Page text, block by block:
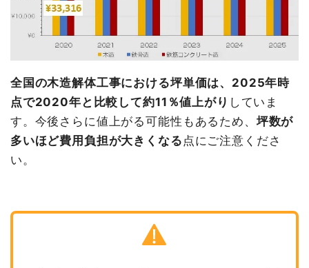
全国の木造解体工事における坪単価は、2025年時
点で2020年と比較して約11％値上がり していま
す。今後さらに値上がる可能性もあるため、 坪数が
多いほど費用負担が大きくなる 点にご注意くださ
い。